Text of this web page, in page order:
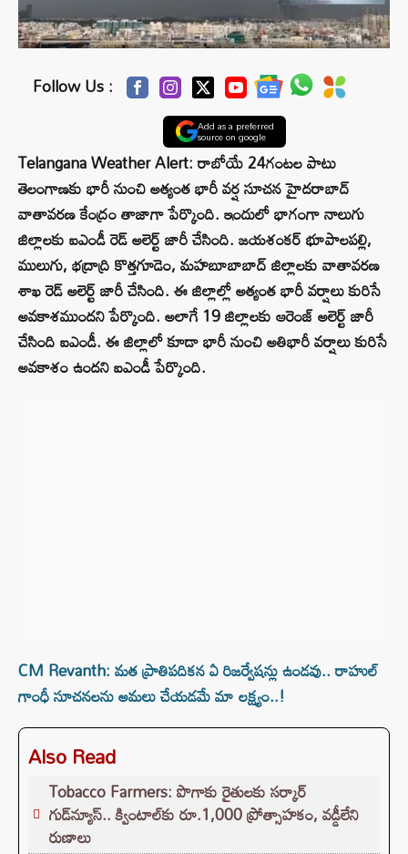
Follow Us :
Add as a preferred
source on google
Telangana Weather Alert: రాబోయే 24గంటల పాటు
తెలంగాణకు భారీ నుంచి అత్యంత భారీ వర్ష సూచన హైదరాబాద్
వాతావరణ కేంద్రం తాజాగా పేర్కొంది. ఇందులో భాగంగా నాలుగు
జిల్లాలకు ఐఎండీ రెడ్ అలెర్ట్ జారీ చేసింది. జయశంకర్ భూపాలపల్లి,
ములుగు, భద్రాద్రి కొత్తగూడెం, మహబూబాబాద్ జిల్లాలకు వాతావరణ
శాఖ రెడ్ అలెర్ట్ జారీ చేసింది. ఈ జిల్లాల్లో అత్యంత భారీ వర్షాలు కురిసే
అవకాశముందని పేర్కొంది. అలాగే 19 జిల్లాలకు ఆరెంజ్ అలెర్ట్ జారీ
చేసింది ఐఎండీ. ఈ జిల్లాలో కూడా భారీ నుంచి అతిభారీ వర్షాలు కురిసే
అవకాశం ఉందని ఐఎండీ పేర్కొంది.
CM Revanth: మత ప్రాతిపదికన ఏ రిజర్వేషన్లు ఉండవు.. రాహుల్
గాంధీ సూచనలను అమలు చేయడమే మా లక్ష్యం..!
Also Read
Tobacco Farmers: పొగాకు రైతులకు సర్కార్‌
గుడ్‌న్యూస్.. క్వింటాల్‌కు రూ.1,000 ప్రోత్సాహకం, వడ్డీలేని
రుణాలు